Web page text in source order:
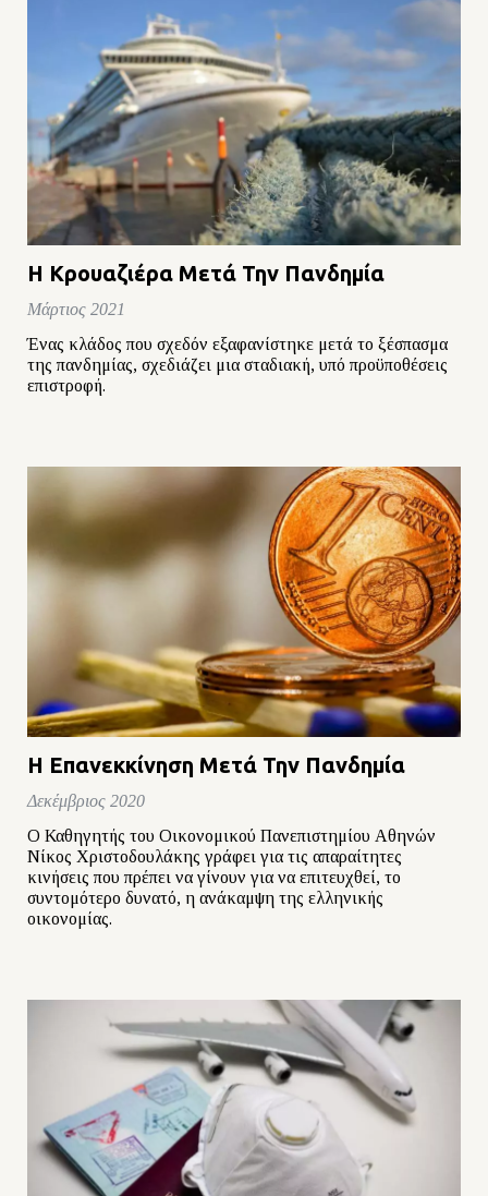
Η Κρουαζιέρα Μετά Την Πανδημία
Μάρτιος 2021
Ένας κλάδος που σχεδόν εξαφανίστηκε μετά το ξέσπασμα
της πανδημίας, σχεδιάζει μια σταδιακή, υπό προϋποθέσεις
επιστροφή.
Η Επανεκκίνηση Μετά Την Πανδημία
Δεκέμβριος 2020
Ο Καθηγητής του Οικονομικού Πανεπιστημίου Αθηνών
Νίκος Χριστοδουλάκης γράφει για τις απαραίτητες
κινήσεις που πρέπει να γίνουν για να επιτευχθεί, το
συντομότερο δυνατό, η ανάκαμψη της ελληνικής
οικονομίας.